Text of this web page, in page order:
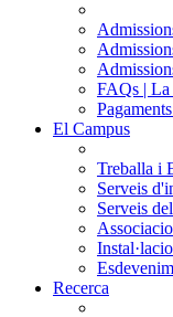
FAQs | La
El Campus
Treballa i
Serveis
Serveis
Recerca